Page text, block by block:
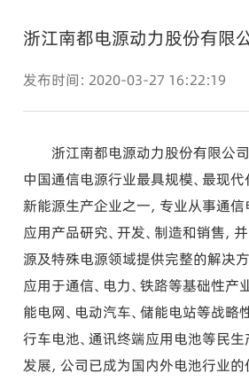
浙江南都电源动力股份有限
发布时间：2020-03-27 16:22:19
浙江南都电源动力股份有限公
中国通信电源行业最具规模、最现代
新能源生产企业之一，专业从事通信
应用产品研究、开发、制造和销售，
源及特殊电源领域提供完整的解决
应用于通信、电力、铁路等基础性产
能电网、电动汽车、储能电站等战略
行车电池、通讯终端应用电池等民生
发展，公司已成为国内外电池行业的